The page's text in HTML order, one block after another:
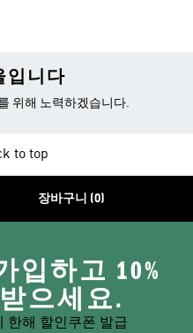
입니다
위해 노력하겠습니다.
to top
장바구니 (0)
입하고 10%
으세요.
한해 할인쿠폰 발급